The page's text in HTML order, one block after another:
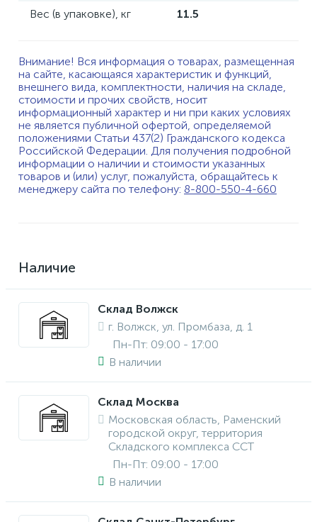
Вес (в упаковке), кг 11.5
Внимание! Вся информация о товарах, размещенная
на сайте, касающаяся характеристик и функций,
внешнего вида, комплектности, наличия на складе,
стоимости и прочих свойств, носит
информационный характер и ни при каких условиях
не является публичной офертой, определяемой
положениями Статьи 437(2) Гражданского кодекса
Российской Федерации. Для получения подробной
информации о наличии и стоимости указанных
товаров и (или) услуг, пожалуйста, обращайтесь к
менеджеру сайта по телефону: 8-800-550-4-660
Наличие
Склад Волжск
г. Волжск, ул. Промбаза, д. 1
Пн-Пт: 09:00 - 17:00
В наличии
Склад Москва
Московская область, Раменский
городской округ, территория
Складского комплекса ССТ
Пн-Пт: 09:00 - 17:00
В наличии